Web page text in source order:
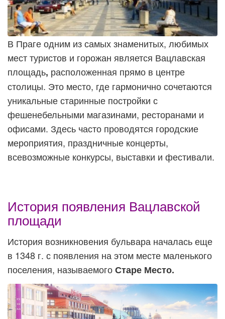
В Праге одним из самых знаменитых, любимых
мест туристов и горожан является Вацлавская
площадь, расположенная прямо в центре
столицы. Это место, где гармонично сочетаются
уникальные старинные постройки с
фешенебельными магазинами, ресторанами и
офисами. Здесь часто проводятся городские
мероприятия, праздничные концерты,
всевозможные конкурсы, выставки и фестивали.
История появления Вацлавской
площади
История возникновения бульвара началась еще
в 1348 г. с появления на этом месте маленького
поселения, называемогоСтаре Место.